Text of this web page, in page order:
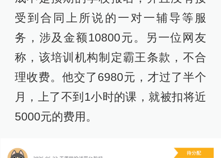
受到合同上所说的一对一辅导等服
务，涉及金额10800元。另一位网友
称，该培训机构制定霸王条款，不合
理收费。他交了6980元，才过了半个
月，上了不到1小时的课，就被扣将近
5000元的费用。